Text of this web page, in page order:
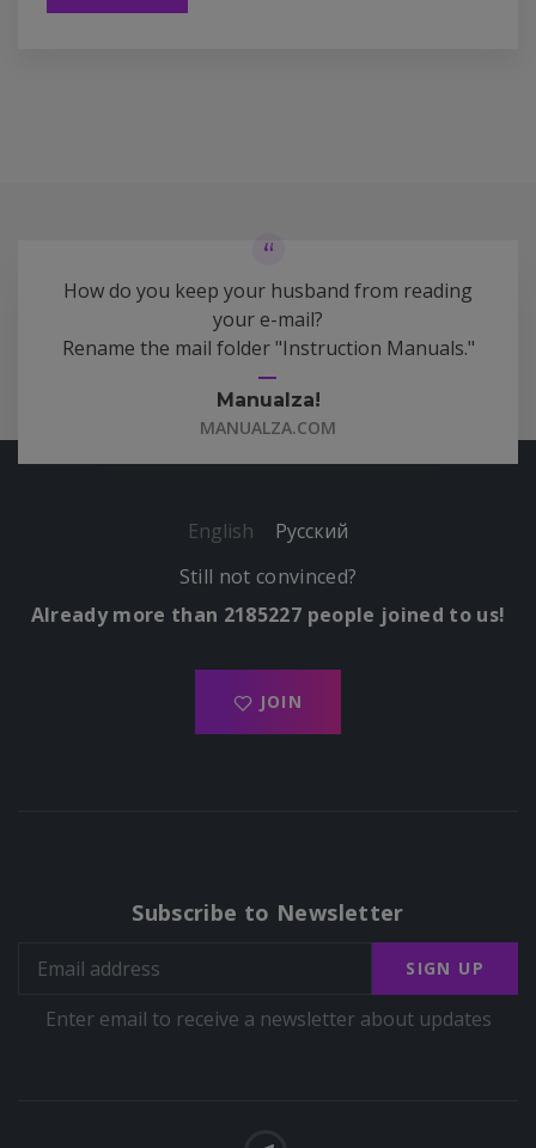
How do you keep your husband from reading
your e-mail?
Rename the mail folder "Instruction Manuals."
Manualza!
MANUALZA.COM
English
Русский
Still not convinced?
Already more than 2185227 people joined to us!
JOIN
Subscribe to Newsletter
SIGN UP
Enter email to receive a newsletter about updates